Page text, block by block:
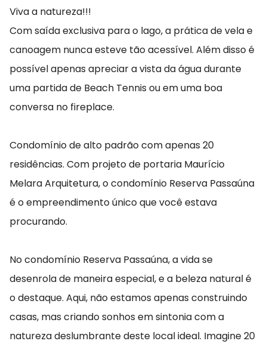
Viva a natureza!!!
Com saída exclusiva para o lago, a prática de vela e
canoagem nunca esteve tão acessível. Além disso é
possível apenas apreciar a vista da água durante
uma partida de Beach Tennis ou em uma boa
conversa no fireplace.
Condomínio de alto padrão com apenas 20
residências. Com projeto de portaria Maurício
Melara Arquitetura, o condomínio Reserva Passaúna
é o empreendimento único que você estava
procurando.
No condomínio Reserva Passaúna, a vida se
desenrola de maneira especial, e a beleza natural é
o destaque. Aqui, não estamos apenas construindo
casas, mas criando sonhos em sintonia com a
natureza deslumbrante deste local ideal. Imagine 20